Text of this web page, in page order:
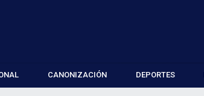
CANONIZACIÓN DEPORTES